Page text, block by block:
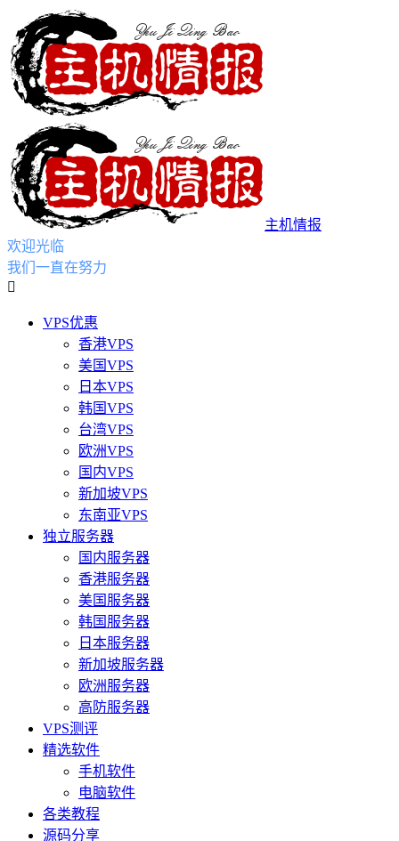
主机情报
欢迎光临
我们一直在努力

VPS优惠
香港VPS
美国VPS
日本VPS
韩国VPS
台湾VPS
欧洲VPS
国内VPS
新加坡VPS
东南亚VPS
独立服务器
国内服务器
香港服务器
美国服务器
韩国服务器
日本服务器
新加坡服务器
欧洲服务器
高防服务器
VPS测评
精选软件
手机软件
电脑软件
各类教程
源码分享